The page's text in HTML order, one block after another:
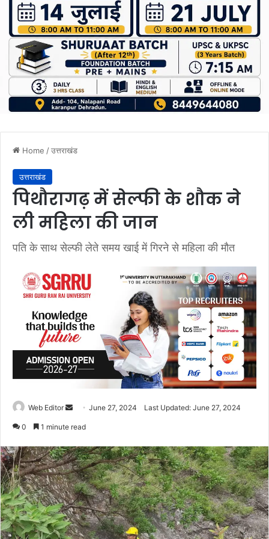
Home /उत्तराखंड
उत्तराखंड
पिथौरागढ़ में सेल्फी के शौक ने
ली महिला की जान
पति के साथ सेल्फी लेते समय खाई में गिरने से महिला की मौत
Web Editor
d
a
n
e
m
a
June 27, 2024 Last Updated: June 27, 2024
0 1 minute read